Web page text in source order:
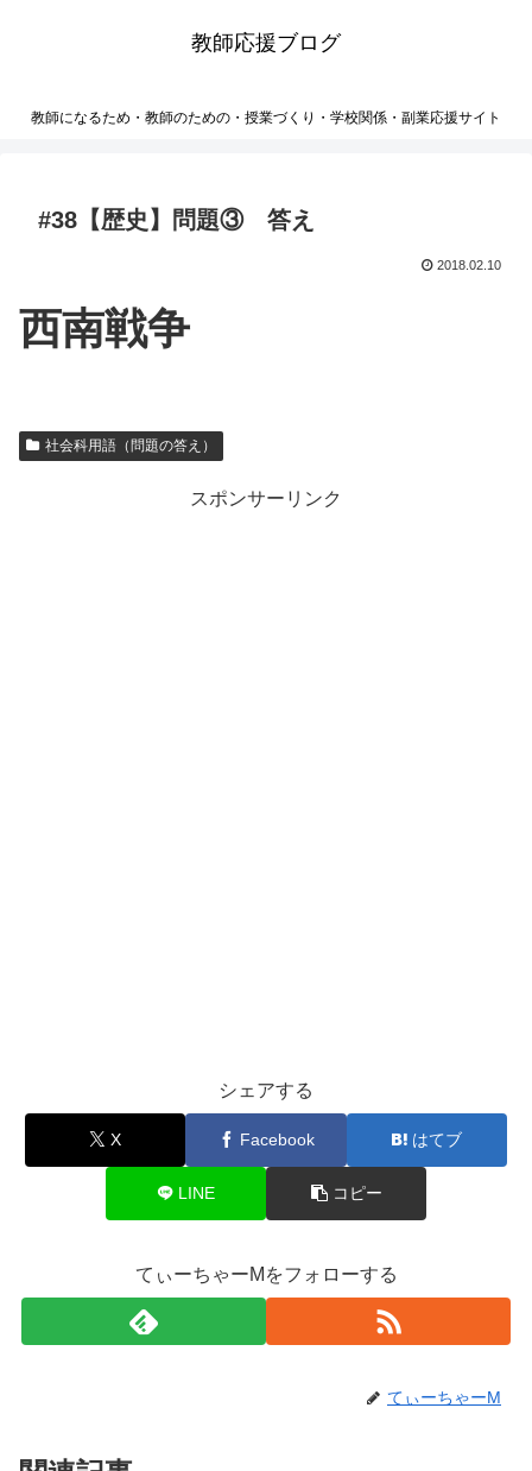
教師応援ブログ
教師になるため・教師のための・授業づくり・学校関係・副業応援サイト
#38【歴史】問題③ 答え
2018.02.10
西南戦争
社会科用語（問題の答え）
スポンサーリンク
シェアする
X Facebook はてブ
LINE コピー
てぃーちゃーMをフォローする
てぃーちゃーM